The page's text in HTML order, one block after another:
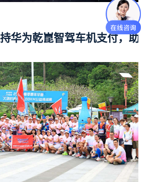
华为乾崑智驾车机支付，助